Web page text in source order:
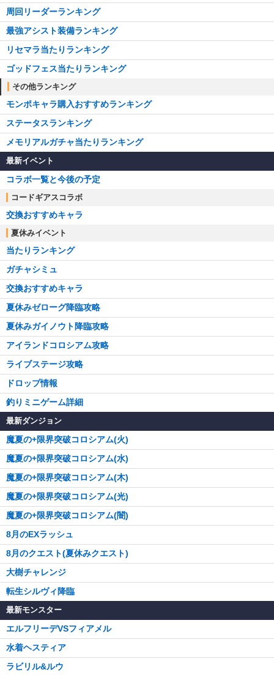
周回リーダーランキング
最強アシスト装備ランキング
リセマラ当たりランキング
ゴッドフェス当たりランキング
その他ランキング
モンポキャラ購入おすすめランキング
ステータスランキング
メモリアルガチャ当たりランキング
最新イベント
コラボ一覧と今後の予定
コードギアスコラボ
交換おすすめキャラ
夏休みイベント
当たりランキング
ガチャシミュ
交換おすすめキャラ
夏休みゼローグ降臨攻略
夏休みガイノウト降臨攻略
アイランドコロシアム攻略
ライブステージ攻略
ドロップ情報
釣りミニゲーム詳細
最新ダンジョン
魔夏の+限界突破コロシアム(火)
魔夏の+限界突破コロシアム(水)
魔夏の+限界突破コロシアム(木)
魔夏の+限界突破コロシアム(光)
魔夏の+限界突破コロシアム(闇)
8月のEXラッシュ
8月のクエスト(夏休みクエスト)
大樹チャレンジ
転生シルヴィ降臨
最新モンスター
エルフリーデVSフィアメル
水着ヘスティア
ラビリル&ルウ